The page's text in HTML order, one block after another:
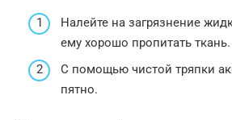
Налейте на загрязнение
ему хорошо пропитать ткань.
С помощью чистой тряпки
пятно.